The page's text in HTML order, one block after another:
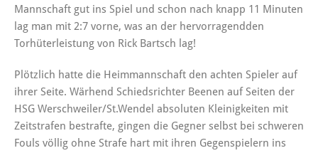
Mannschaft gut ins Spiel und schon nach knapp 11 Minuten
lag man mit 2:7 vorne, was an der hervorragendden
Torhüterleistung von Rick Bartsch lag!
Plötzlich hatte die Heimmannschaft den achten Spieler auf
ihrer Seite. Wärhend Schiedsrichter Beenen auf Seiten der
HSG Werschweiler/St.Wendel absoluten Kleinigkeiten mit
Zeitstrafen bestrafte, gingen die Gegner selbst bei schweren
Fouls völlig ohne Strafe hart mit ihren Gegenspielern ins